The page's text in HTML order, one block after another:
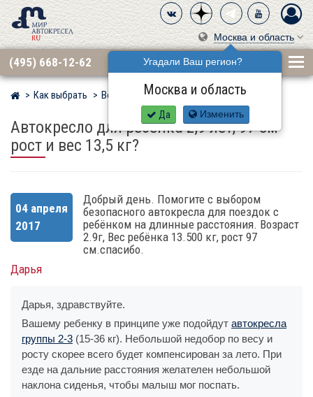
Москва и область
Угадали Ваш регион?
Москва и область
Да Изменить
(495) 668-12-62
Мир детских автокресел
Как выбрать Вопросы
Автокресло для ребенка 2,9 лет, 97 см
рост и вес 13,5 кг?
04 апреля
2017
Добрый день. Помогите с выбором
безопасного автокресла для поездок с
ребёнком на длинные расстояния. Возраст
2.9г, Вес ребёнка 13.500 кг, рост 97
см.спасибо.
Дарья
Дарья, здравствуйте.
Вашему ребенку в принципе уже подойдут автокресла
группы 2-3 (15-36 кг). Небольшой недобор по весу и
росту скорее всего будет компенсирован за лето. При
езде на дальние расстояния желателен небольшой
наклона сиденья, чтобы малыш мог поспать.